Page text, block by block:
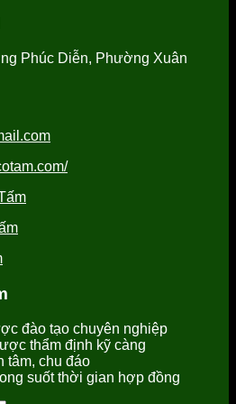
Hưng
tạiYên
Phúc Diễn, Phường Xuân
đào tạo chuyên nghiệp
thẩm định kỹ càng
tâm, chu đáo
suốt thời gian hợp đồng